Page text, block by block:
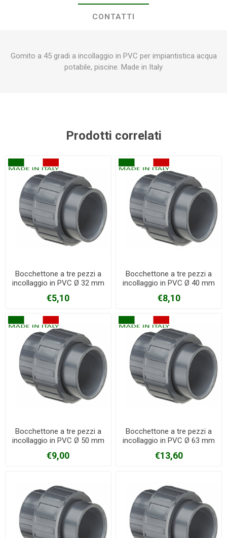
CONTATTI
Gomito a 45 gradi a incollaggio in PVC per impiantistica acqua
potabile, piscine. Made in Italy
Prodotti correlati
Bocchettone a tre pezzi a
incollaggio in PVC Ø 32 mm
€5,10
Bocchettone a tre pezzi a
incollaggio in PVC Ø 40 mm
€8,10
Bocchettone a tre pezzi a
incollaggio in PVC Ø 50 mm
€9,00
Bocchettone a tre pezzi a
incollaggio in PVC Ø 63 mm
€13,60